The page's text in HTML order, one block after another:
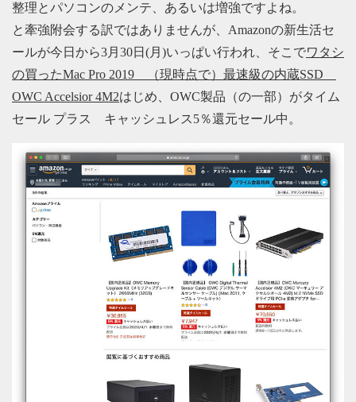
整理とパソコンのメンテ、あるいは増強ですよね。
と牽強附会する訳ではありませんが、Amazonの新生活セ
ールが今日から3月30日(月)いっぱい行われ、そこでワタシ
の買ったMac Pro 2019 （現時点で）最速級の内蔵SSD
OWC Accelsior 4M2はじめ、OWC製品（の一部）がタイム
セール プラス キャッシュレス5％還元セール中。